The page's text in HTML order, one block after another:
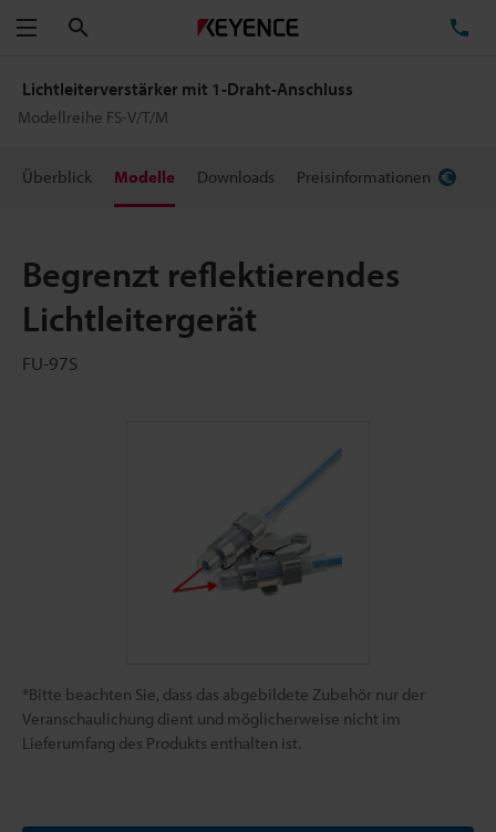
Menü
Lichtleiterverstärker mit 1-Draht-Anschluss
Modellreihe FS-V/T/M
Überblick Modelle Downloads Preisinformationen
Begrenzt reflektierendes
Lichtleitergerät
FU-97S
*Bitte beachten Sie, dass das abgebildete Zubehör nur der
Veranschaulichung dient und möglicherweise nicht im
Lieferumfang des Produkts enthalten ist.